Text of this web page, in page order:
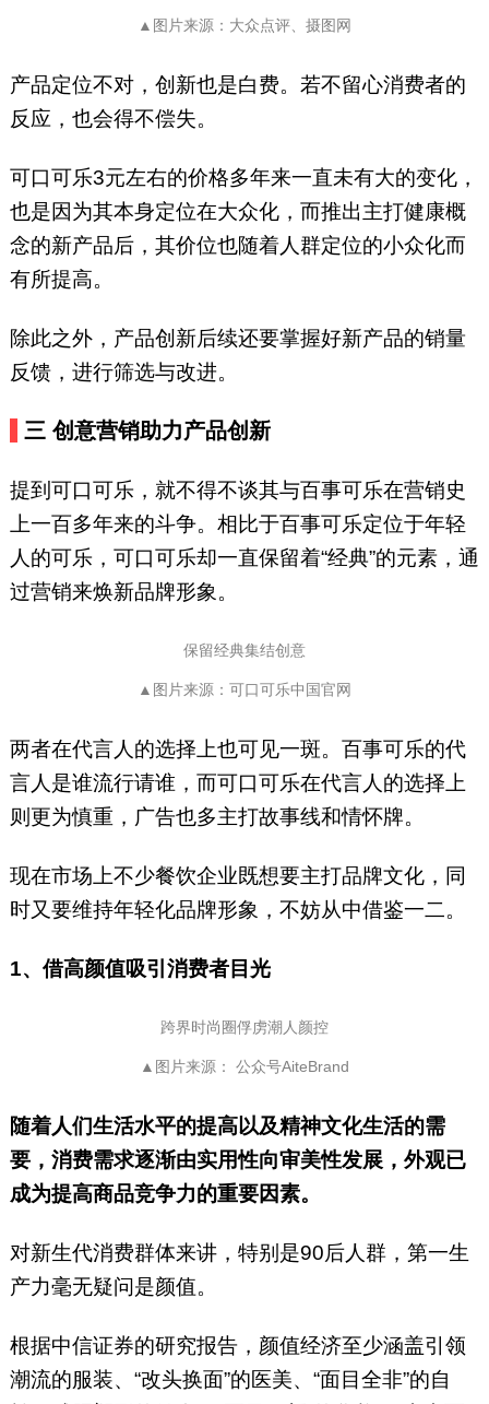
▲图片来源：大众点评、摄图网
产品定位不对，创新也是白费。若不留心消费者的
反应，也会得不偿失。
可口可乐3元左右的价格多年来一直未有大的变化，
也是因为其本身定位在大众化，而推出主打健康概
念的新产品后，其价位也随着人群定位的小众化而
有所提高。
除此之外，产品创新后续还要掌握好新产品的销量
反馈，进行筛选与改进。
三创意营销助力产品创新
提到可口可乐，就不得不谈其与百事可乐在营销史
上一百多年来的斗争。相比于百事可乐定位于年轻
人的可乐，可口可乐却一直保留着“经典”的元素，通
过营销来焕新品牌形象。
保留经典集结创意
▲图片来源：可口可乐中国官网
两者在代言人的选择上也可见一斑。百事可乐的代
言人是谁流行请谁，而可口可乐在代言人的选择上
则更为慎重，广告也多主打故事线和情怀牌。
现在市场上不少餐饮企业既想要主打品牌文化，同
时又要维持年轻化品牌形象，不妨从中借鉴一二。
1、借高颜值吸引消费者目光
跨界时尚圈俘虏潮人颜控
▲图片来源： 公众号AiteBrand
随着人们生活水平的提高以及精神文化生活的需
要，消费需求逐渐由实用性向审美性发展，外观已
成为提高商品竞争力的重要因素。
对新生代消费群体来讲，特别是90后人群，第一生
产力毫无疑问是颜值。
根据中信证券的研究报告，颜值经济至少涵盖引领
潮流的服装、“改头换面”的医美、“面目全非”的自